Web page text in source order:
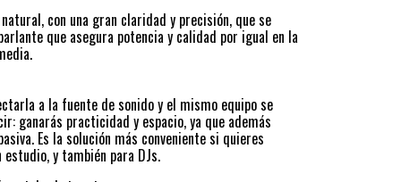
con una gran claridad y precisión, que se
que asegura potencia y calidad por igual en la
a la fuente de sonido y el mismo equipo se
ganarás practicidad y espacio, ya que además
Es la solución más conveniente si quieres
y también para DJs.